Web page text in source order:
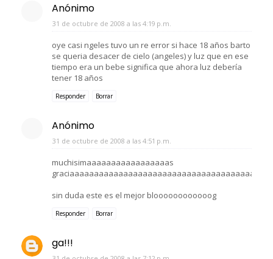
Anónimo
31 de octubre de 2008 a las 4:19 p.m.
oye casi ngeles tuvo un re error si hace 18 años barto
se queria desacer de cielo (angeles) y luz que en ese
tiempo era un bebe significa que ahora luz debería
tener 18 años
Responder Borrar
Anónimo
31 de octubre de 2008 a las 4:51 p.m.
muchisimaaaaaaaaaaaaaaaaas
sin duda este es el mejor bloooooooooooog
Responder Borrar
ga!!!